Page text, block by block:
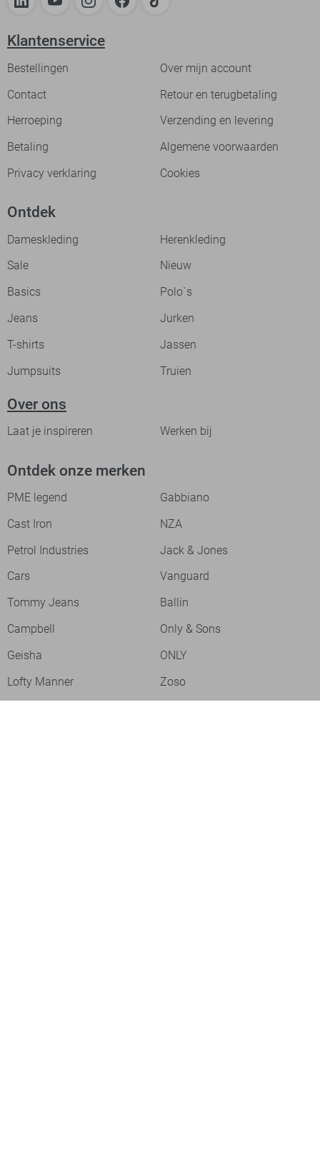
Klantenservice
Bestellingen
Over mijn account
Contact
Retour en terugbetaling
Herroeping
Verzending en levering
Betaling
Algemene voorwaarden
Privacy verklaring
Cookies
Ontdek
Dameskleding
Herenkleding
Sale
Nieuw
Basics
Polo`s
Jeans
Jurken
T-shirts
Jassen
Jumpsuits
Truien
Over ons
Laat je inspireren Werken bij
Ontdek onze merken
PME legend
Gabbiano
Cast Iron
NZA
Petrol Industries
Jack & Jones
Cars
Vanguard
Tommy Jeans
Ballin
Campbell
Only & Sons
Geisha
ONLY
Lofty Manner
Zoso